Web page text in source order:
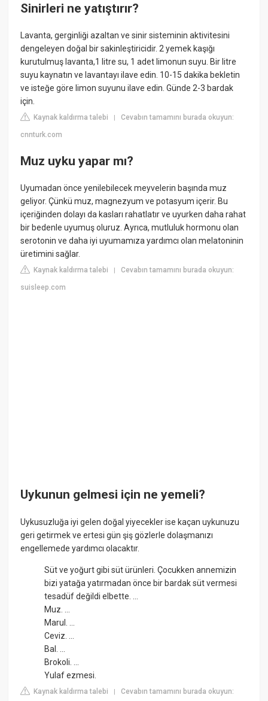
Sinirleri ne yatıştırır?
Lavanta, gerginliği azaltan ve sinir sisteminin aktivitesini
dengeleyen doğal bir sakinleştiricidir. 2 yemek kaşığı
kurutulmuş lavanta,1 litre su, 1 adet limonun suyu. Bir litre
suyu kaynatın ve lavantayı ilave edin. 10-15 dakika bekletin
ve isteğe göre limon suyunu ilave edin. Günde 2-3 bardak
için.
Kaynak kaldırma talebi |Cevabın tamamını burada okuyun:
cnnturk.com
Muz uyku yapar mı?
Uyumadan önce yenilebilecek meyvelerin başında muz
geliyor. Çünkü muz, magnezyum ve potasyum içerir. Bu
içeriğinden dolayı da kasları rahatlatır ve uyurken daha rahat
bir bedenle uyumuş oluruz. Ayrıca, mutluluk hormonu olan
serotonin ve daha iyi uyumamıza yardımcı olan melatoninin
üretimini sağlar.
Kaynak kaldırma talebi |Cevabın tamamını burada okuyun:
suisleep.com
Uykunun gelmesi için ne yemeli?
Uykusuzluğa iyi gelen doğal yiyecekler ise kaçan uykunuzu
geri getirmek ve ertesi gün şiş gözlerle dolaşmanızı
engellemede yardımcı olacaktır.
Süt ve yoğurt gibi süt ürünleri. Çocukken annemizin
bizi yatağa yatırmadan önce bir bardak süt vermesi
tesadüf değildi elbette. ...
Muz. ...
Marul. ...
Ceviz. ...
Bal. ...
Brokoli. ...
Yulaf ezmesi.
Kaynak kaldırma talebi |Cevabın tamamını burada okuyun: